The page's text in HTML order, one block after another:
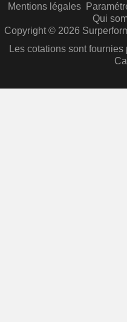
Mentions légales
Qui
Copyright © 2026
Les cotations sont